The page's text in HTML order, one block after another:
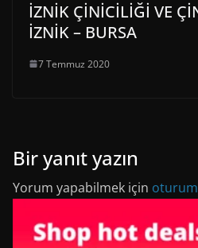
İZNİK ÇİNİCİLİĞİ VE
İZNİK – BURSA
7 Temmuz 2020
Bir yanıt yazın
Yorum yapabilmek için oturum